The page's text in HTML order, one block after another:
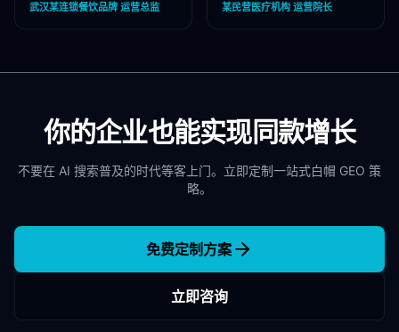
武汉某连锁餐饮品牌 运营总监 某民营医疗机构 运营院长
你的企业也能实现同款增长
不要在 AI 搜索普及的时代等客上门。立即定制一站式白帽 GEO 策
略。
免费定制方案
立即咨询